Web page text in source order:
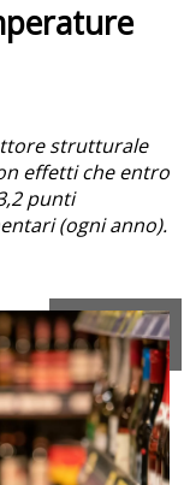
strutturale
effetti che entro
punti
(ogni anno).